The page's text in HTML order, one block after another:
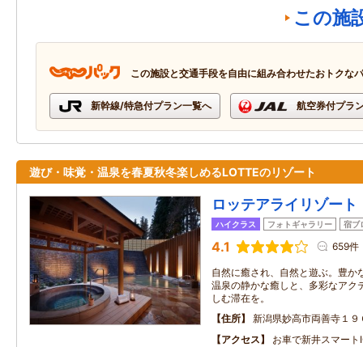
この施
この施設と交通手段を自由に組み合わせたおトクな
新幹線/特急付プラン一覧へ 航空券付プラ
遊び・味覚・温泉を春夏秋冬楽しめるLOTTEのリゾート
ロッテアライリゾート
ハイクラス フォトギャラリー 宿ブ
4.1 659件
自然に癒され、自然と遊ぶ。豊か
温泉の静かな癒しと、多彩なアク
しむ滞在を。
住所
新潟県妙高市両善寺１９
アクセス
お車で新井スマー